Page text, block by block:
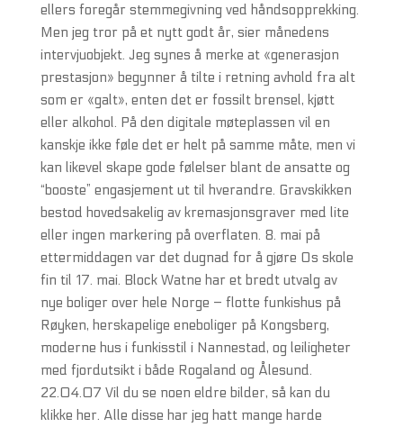
ellers foregår stemmegivning ved håndsopprekking.
Men jeg tror på et nytt godt år, sier månedens
intervjuobjekt. Jeg synes å merke at «generasjon
prestasjon» begynner å tilte i retning avhold fra alt
som er «galt», enten det er fossilt brensel, kjøtt
eller alkohol. På den digitale møteplassen vil en
kanskje ikke føle det er helt på samme måte, men vi
kan likevel skape gode følelser blant de ansatte og
“booste” engasjement ut til hverandre. Gravskikken
bestod hovedsakelig av kremasjonsgraver med lite
eller ingen markering på overflaten. 8. mai på
ettermiddagen var det dugnad for å gjøre Os skole
fin til 17. mai. Block Watne har et bredt utvalg av
nye boliger over hele Norge – flotte funkishus på
Røyken, herskapelige eneboliger på Kongsberg,
moderne hus i funkisstil i Nannestad, og leiligheter
med fjordutsikt i både Rogaland og Ålesund.
22.04.07 Vil du se noen eldre bilder, så kan du
klikke her. Alle disse har jeg hatt mange harde